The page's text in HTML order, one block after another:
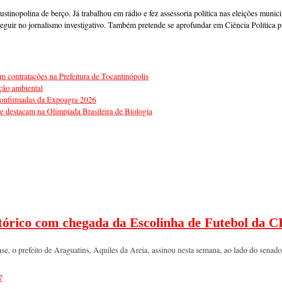
de berço. Já trabalhou em rádio e fez assessoria política nas eleições
no jornalismo investigativo. Também pretende se aprofundar em Ciência Política
contratações na Prefeitura de Tocantinópolis
ambiental
da Expoagra 2026
destacam na Olimpíada Brasileira de Biologia
com chegada da Escolinha de Futebol da
o prefeito de Araguatins, Aquiles da Areia, assinou nesta semana, ao lado do